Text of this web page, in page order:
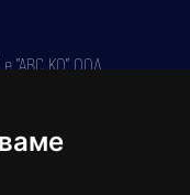
"АВС КО" ООД,